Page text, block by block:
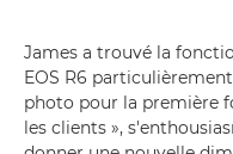
James a trouvé la
EOS R6
photo pour la première
les clients »,